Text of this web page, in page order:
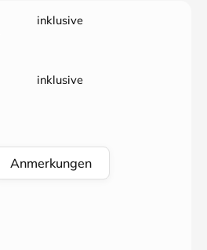
inklusive
inklusive
Anmerkungen